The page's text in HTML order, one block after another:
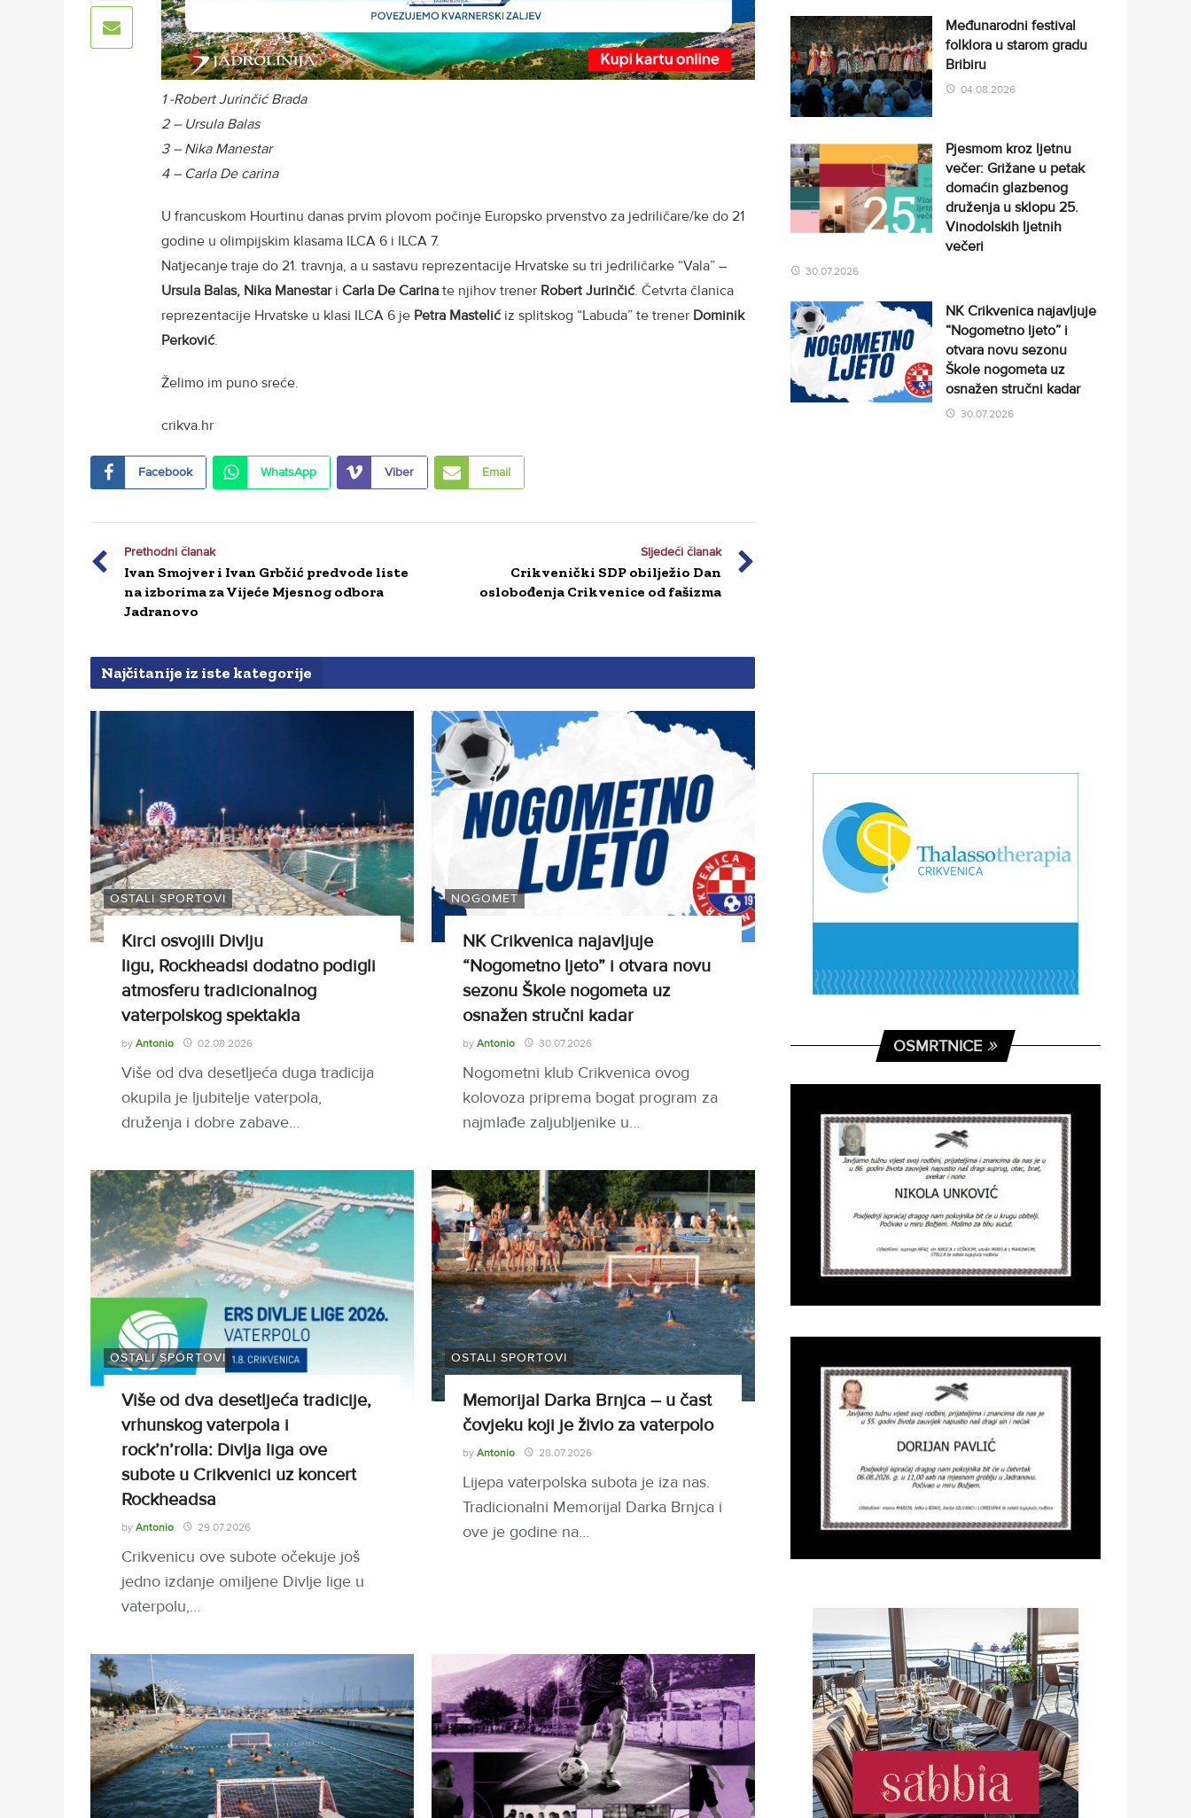
1 -Robert Jurinčić Brada
2 – Ursula Balas
3 – Nika Manestar
4 – Carla De carina
U francuskom Hourtinu danas prvim plovom počinje Europsko prvenstvo za jedriličare/ke do 21
godine u olimpijskim klasama ILCA 6 i ILCA 7.
Natjecanje traje do 21. travnja, a u sastavu reprezentacije Hrvatske su tri jedriličarke “Vala” –
Ursula Balas, Nika Manestari Carla De Carina te njihov trener Robert Jurinčić. Četvrta članica
reprezentacije Hrvatske u klasi ILCA 6 je Petra Mastelićiz splitskog “Labuda” te trener Dominik
Perković.
Želimo im puno sreće.
crikva.hr
Facebook WhatsApp Viber Email
Prethodni članak
Ivan Smojver i Ivan Grbčić predvode liste
na izborima za Vijeće Mjesnog odbora
Jadranovo
Sljedeći članak
Crikvenički SDP obilježio Dan
oslobođenja Crikvenice od fašizma
Najčitanije iz iste kategorije
OSTALI SPORTOVI
Kirci osvojili Divlju
ligu, Rockheadsi dodatno podigli
atmosferu tradicionalnog
vaterpolskog spektakla
by Antonio 02.08.2026
Više od dva desetljeća duga tradicija
okupila je ljubitelje vaterpola,
druženja i dobre zabave…
NOGOMET
NK Crikvenica najavljuje
“Nogometno ljeto” i otvara novu
sezonu Škole nogometa uz
osnažen stručni kadar
by Antonio 30.07.2026
Nogometni klub Crikvenica ovog
kolovoza priprema bogat program za
najmlađe zaljubljenike u…
OSTALI SPORTOVI
Više od dva desetljeća tradicije,
vrhunskog vaterpola i
rock’n’rolla: Divlja liga ove
subote u Crikvenici uz koncert
Rockheadsa
by Antonio 29.07.2026
Crikvenicu ove subote očekuje još
jedno izdanje omiljene Divlje lige u
vaterpolu,…
OSTALI SPORTOVI
Memorijal Darka Brnjca – u čast
čovjeku koji je živio za vaterpolo
by Antonio 28.07.2026
Lijepa vaterpolska subota je iza nas.
Tradicionalni Memorijal Darka Brnjca i
ove je godine na…
Međunarodni festival
folklora u starom gradu
Bribiru
04.08.2026
Pjesmom kroz ljetnu
večer: Grižane u petak
domaćin glazbenog
druženja u sklopu 25.
Vinodolskih ljetnih
večeri
30.07.2026
NK Crikvenica najavljuje
“Nogometno ljeto” i
otvara novu sezonu
Škole nogometa uz
osnažen stručni kadar
30.07.2026
OSMRTNICE